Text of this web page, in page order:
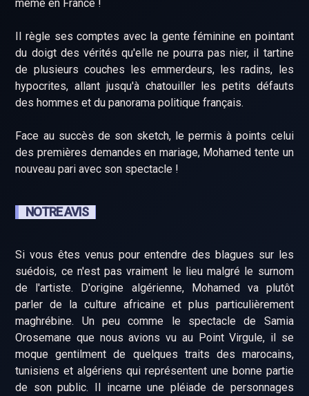
même en France !
Il règle ses comptes avec la gente féminine en pointant
du doigt des vérités qu'elle ne pourra pas nier, il tartine
de plusieurs couches les emmerdeurs, les radins, les
hypocrites, allant jusqu'à chatouiller les petits défauts
des hommes et du panorama politique français.
Face au succès de son sketch, le permis à points celui
des premières demandes en mariage, Mohamed tente un
nouveau pari avec son spectacle !
NOTRE AVIS
Si vous êtes venus pour entendre des blagues sur les
suédois, ce n'est pas vraiment le lieu malgré le surnom
de l'artiste. D'origine algérienne, Mohamed va plutôt
parler de la culture africaine et plus particulièrement
maghrébine. Un peu comme le spectacle de Samia
Orosemane que nous avions vu au Point Virgule, il se
moque gentilment de quelques traits des marocains,
tunisiens et algériens qui représentent une bonne partie
de son public. Il incarne une pléiade de personnages